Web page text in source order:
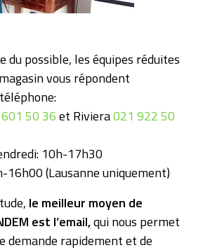
du possible, les équipes réduites
vous répondent
50 36et Riviera021 922 50
10h-17h30
16h00 (Lausanne uniquement)
le meilleur moyen de
est l’email,qui nous permet
demande rapidement et de